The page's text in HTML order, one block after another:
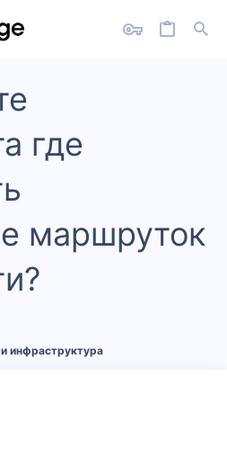
где
маршруток
инфраструктура